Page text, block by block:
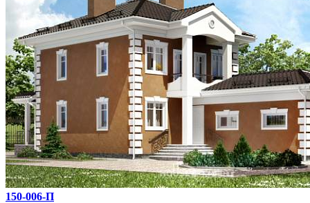
150-006-П